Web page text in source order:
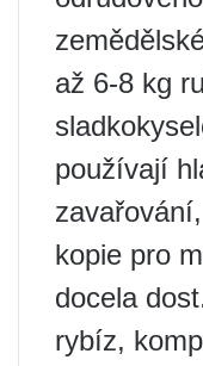
až 6-8 kg
používají
kopie pro
docela
rybíz,